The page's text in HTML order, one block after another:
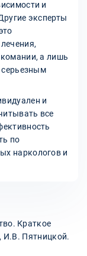
и
эксперты
а лишь
серьезным
и
все
по
наркологов и
Краткое
И.В. Пятницкой.